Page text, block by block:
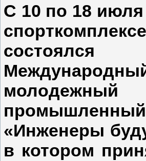
С 10 по 18
молодежный
«Инженеры
в котором